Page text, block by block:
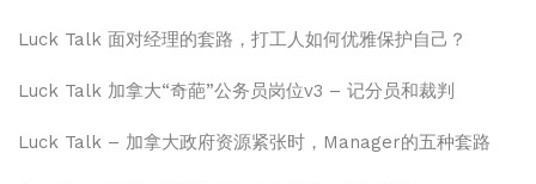
Luck Talk 面对经理的套路，打工人如何优雅保护自己？
Luck Talk 加拿大“奇葩”公务员岗位v3 – 记分员和裁判
Luck Talk – 加拿大政府资源紧张时，Manager的五种套路